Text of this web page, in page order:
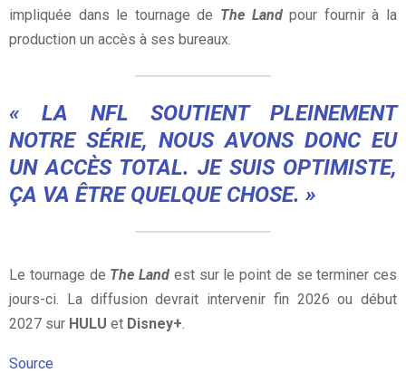
impliquée dans le tournage de The Landpour fournir à la
production un accès à ses bureaux.
« LA NFL SOUTIENT PLEINEMENT
NOTRE SÉRIE, NOUS AVONS DONC EU
UN ACCÈS TOTAL. JE SUIS OPTIMISTE,
ÇA VA ÊTRE QUELQUE CHOSE. »
Le tournage de The Land est sur le point de se terminer ces
jours-ci. La diffusion devrait intervenir fin 2026 ou début
2027 sur HULU et Disney+
Source